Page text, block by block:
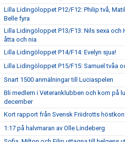
Lilla Lidingöloppet P12/F12: Philip två,
Belle fyra
Lilla Lidingöloppet P13/F13: Nils sexa och
åtta och nia
Lilla Lidingöloppet P14/F14: Evelyn sjua!
Lilla Lidingöloppet P15/F15: Samuel tvåa
Snart 1500 anmälningar till Luciaspelen
Bli medlem i Veteranklubben och kom på
december
Kort rapport från Svensk Friidrotts
1:17 på halvmaran av Olle Lindeberg